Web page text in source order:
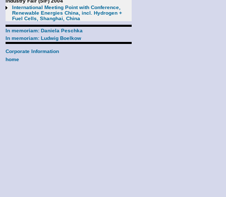
International Meeting Point with Conference,
Renewable Energies China, incl. Hydrogen +
Fuel Cells, Shanghai, China
In memoriam: Daniela Peschka
In memoriam: Ludwig Boelkow
Corporate Information
home